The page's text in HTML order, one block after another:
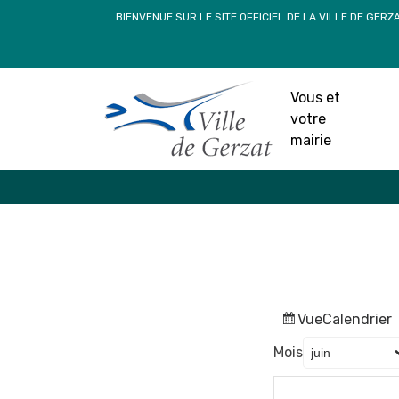
BIENVENUE SUR LE SITE OFFICIEL DE LA VILLE DE
Vous et
votre
mairie
VueCalendrier
Mois